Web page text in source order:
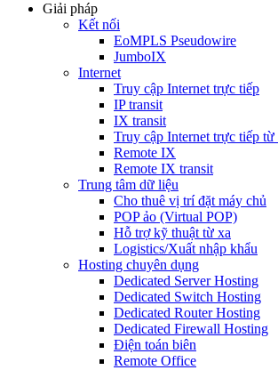
Giải pháp
Kết nối
EoMPLS Pseudowire
JumboIX
Internet
Truy cập Internet trực tiếp
IP transit
IX transit
Truy cập Internet trực tiếp từ
Remote IX
Remote IX transit
Trung tâm dữ liệu
Cho thuê vị trí đặt máy chủ
POP ảo (Virtual POP)
Hỗ trợ kỹ thuật từ xa
Logistics/Xuất nhập khẩu
Hosting chuyên dụng
Dedicated Server Hosting
Dedicated Switch Hosting
Dedicated Router Hosting
Dedicated Firewall Hosting
Điện toán biên
Remote Office